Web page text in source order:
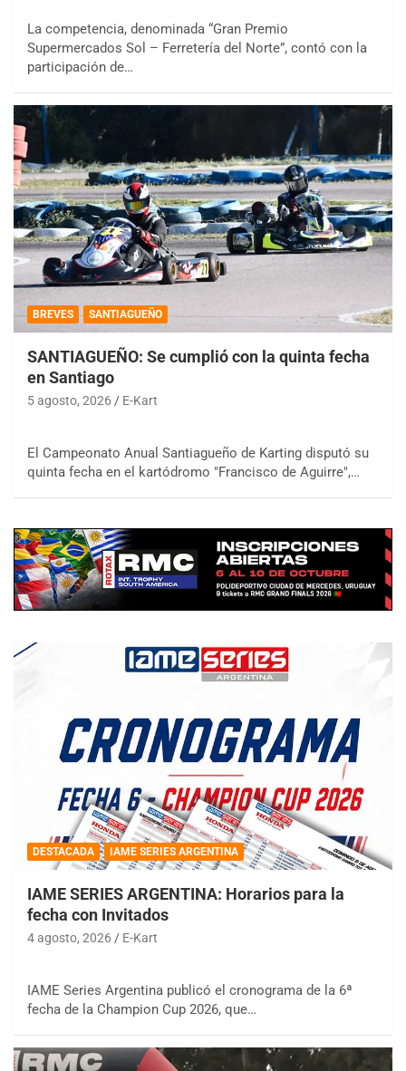
La competencia, denominada “Gran Premio
Supermercados Sol – Ferretería del Norte”, contó con la
participación de…
BREVES SANTIAGUEÑO
SANTIAGUEÑO: Se cumplió con la quinta fecha
en Santiago
5 agosto, 2026 E-Kart
El Campeonato Anual Santiagueño de Karting disputó su
quinta fecha en el kartódromo "Francisco de Aguirre",…
DESTACADA IAME SERIES ARGENTINA
IAME SERIES ARGENTINA: Horarios para la
fecha con Invitados
4 agosto, 2026 E-Kart
IAME Series Argentina publicó el cronograma de la 6ª
fecha de la Champion Cup 2026, que…